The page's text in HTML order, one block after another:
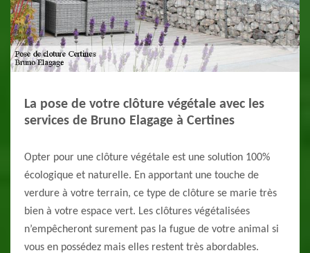
La pose de votre clôture végétale avec les
services de Bruno Elagage à Certines
Opter pour une clôture végétale est une solution 100%
écologique et naturelle. En apportant une touche de
verdure à votre terrain, ce type de clôture se marie très
bien à votre espace vert. Les clôtures végétalisées
n’empêcheront surement pas la fugue de votre animal si
vous en possédez mais elles restent très abordables.